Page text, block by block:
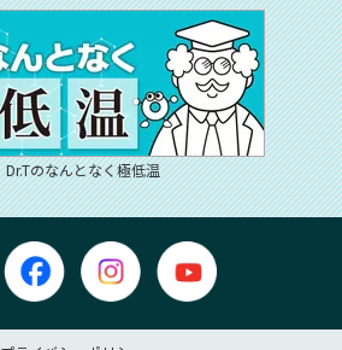
Dr.Tのなんとなく極低温